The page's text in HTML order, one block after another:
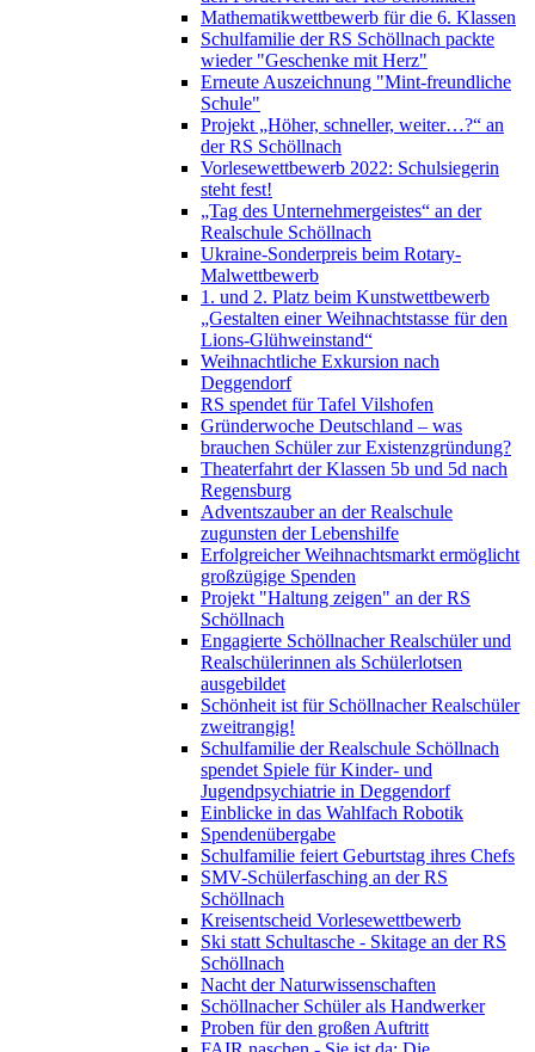
Mathematikwettbewerb für die 6. Klassen
Schulfamilie der RS Schöllnach packte
wieder "Geschenke mit Herz"
Erneute Auszeichnung "Mint-freundliche
Schule"
Projekt „Höher, schneller, weiter…?“ an
der RS Schöllnach
Vorlesewettbewerb 2022: Schulsiegerin
steht fest!
„Tag des Unternehmergeistes“ an der
Realschule Schöllnach
Ukraine-Sonderpreis beim Rotary-
Malwettbewerb
1. und 2. Platz beim Kunstwettbewerb
„Gestalten einer Weihnachtstasse für den
Lions-Glühweinstand“
Weihnachtliche Exkursion nach
Deggendorf
RS spendet für Tafel Vilshofen
Gründerwoche Deutschland – was
brauchen Schüler zur Existenzgründung?
Theaterfahrt der Klassen 5b und 5d nach
Regensburg
Adventszauber an der Realschule
zugunsten der Lebenshilfe
Erfolgreicher Weihnachtsmarkt ermöglicht
großzügige Spenden
Projekt "Haltung zeigen" an der RS
Schöllnach
Engagierte Schöllnacher Realschüler und
Realschülerinnen als Schülerlotsen
ausgebildet
Schönheit ist für Schöllnacher Realschüler
zweitrangig!
Schulfamilie der Realschule Schöllnach
spendet Spiele für Kinder- und
Jugendpsychiatrie in Deggendorf
Einblicke in das Wahlfach Robotik
Spendenübergabe
Schulfamilie feiert Geburtstag ihres Chefs
SMV-Schülerfasching an der RS
Schöllnach
Kreisentscheid Vorlesewettbewerb
Ski statt Schultasche - Skitage an der RS
Schöllnach
Nacht der Naturwissenschaften
Schöllnacher Schüler als Handwerker
Proben für den großen Auftritt